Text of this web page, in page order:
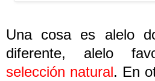
Una cosa es alelo
diferente, alelo
selección natural. En